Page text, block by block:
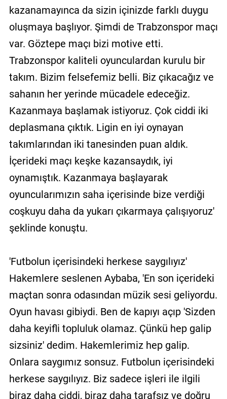
kazanamayınca da sizin içinizde farklı duygu
oluşmaya başlıyor. Şimdi de Trabzonspor maçı
var. Göztepe maçı bizi motive etti.
Trabzonspor kaliteli oyunculardan kurulu bir
takım. Bizim felsefemiz belli. Biz çıkacağız ve
sahanın her yerinde mücadele edeceğiz.
Kazanmaya başlamak istiyoruz. Çok ciddi iki
deplasmana çıktık. Ligin en iyi oynayan
takımlarından iki tanesinden puan aldık.
İçerideki maçı keşke kazansaydık, iyi
oynamıştık. Kazanmaya başlayarak
oyuncularımızın saha içerisinde bize verdiği
coşkuyu daha da yukarı çıkarmaya çalışıyoruz'
şeklinde konuştu.
'Futbolun içerisindeki herkese saygılıyız'
Hakemlere seslenen Aybaba, 'En son içerideki
maçtan sonra odasından müzik sesi geliyordu.
Oyun havası gibiydi. Ben de kapıyı açıp 'Sizden
daha keyifli topluluk olamaz. Çünkü hep galip
sizsiniz' dedim. Hakemlerimiz hep galip.
Onlara saygımız sonsuz. Futbolun içerisindeki
herkese saygılıyız. Biz sadece işleri ile ilgili
biraz daha ciddi, biraz daha tarafsız ve doğru